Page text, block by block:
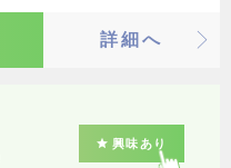
詳細へ
興味あり